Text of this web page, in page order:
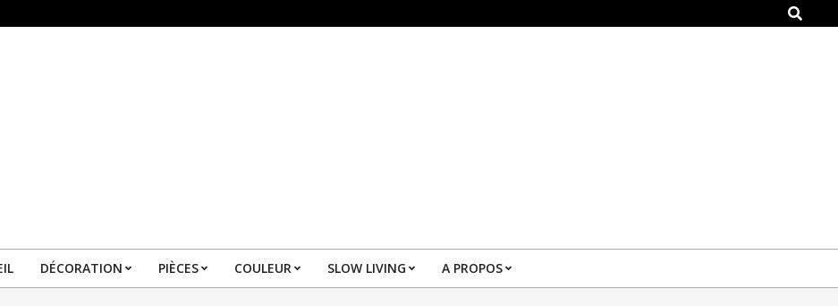
Search
Primary
DÉCORATION PIÈCES COULEUR SLOW LIVING A PROPOS